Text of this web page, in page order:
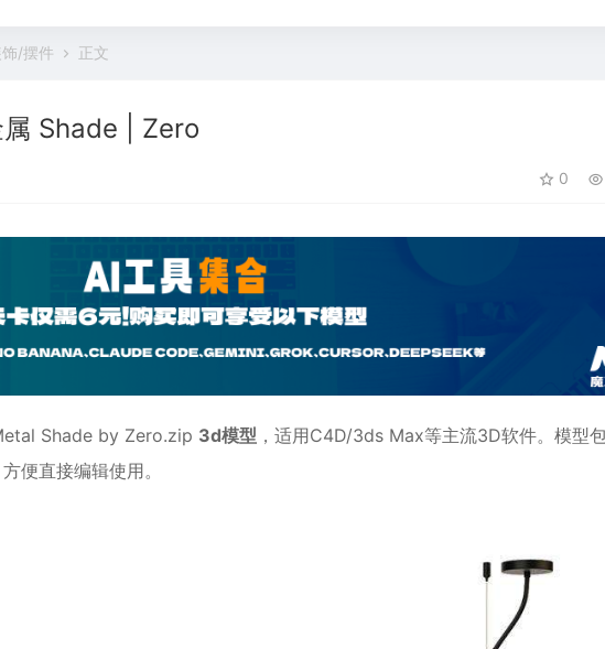
/摆件 正文
Shade | Zero
0
Shade by Zero.zip 3d模型 ，适用C4D/3ds Max等主流3D软件。模型
便直接编辑使用。